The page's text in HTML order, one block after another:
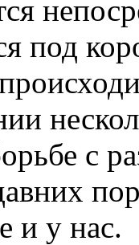
под
с
и у нас.